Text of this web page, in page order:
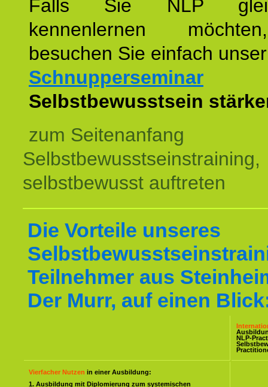
Falls Sie NLP
kennenlernen
besuchen Sie einfach unser
Schnupperseminar
Selbstbewusstsein
zum Seitenanfang
Selbstbewusstseinstraining,
selbstbewusst auftreten
Die Vorteile unseres
Teilnehmer aus
Der Murr, auf einen
NLP-
Vierfacher Nutzen in einer Ausbildung:
1. Ausbildung mit Diplomierung zum systemischen